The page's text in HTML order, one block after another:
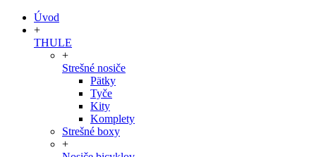
Úvod
+
THULE
+
Strešné nosiče
Pätky
Tyče
Kity
Komplety
Strešné boxy
+